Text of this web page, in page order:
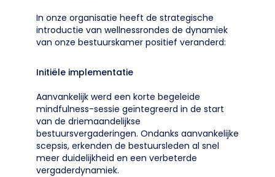
In onze organisatie heeft de strategische
introductie van wellnessrondes de dynamiek
van onze bestuurskamer positief veranderd:
Initiële implementatie
Aanvankelijk werd een korte begeleide
mindfulness-sessie geïntegreerd in de start
van de driemaandelijkse
bestuursvergaderingen. Ondanks aanvankelijke
scepsis, erkenden de bestuursleden al snel
meer duidelijkheid en een verbeterde
vergaderdynamiek.